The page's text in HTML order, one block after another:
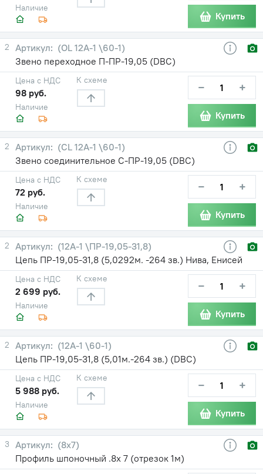
Наличие
Купить
2
(OL 12A-1 \60-1)
Звено переходное П-ПР-19,05 (DBC)
Наличие
Цена с НДС
98 руб.
К схеме − +
Купить
2
(CL 12A-1 \60-1)
Звено соединительное С-ПР-19,05 (DBC)
Наличие
Цена с НДС
72 руб.
К схеме − +
Купить
2
(12А-1 \ПР-19,05-31,8)
Цепь ПР-19,05-31,8 (5,0292м. -264 зв.) Нива, Енисей
Наличие
Цена с НДС
2 699 руб.
К схеме − +
Купить
2
(12А-1 \60-1)
Цепь ПР-19,05-31,8 (5,01м.-264 зв.) (DBC)
Наличие
Цена с НДС
5 988 руб.
К схеме − +
Купить
3
(8х7)
Профиль шпоночный .8х 7 (отрезок 1м)